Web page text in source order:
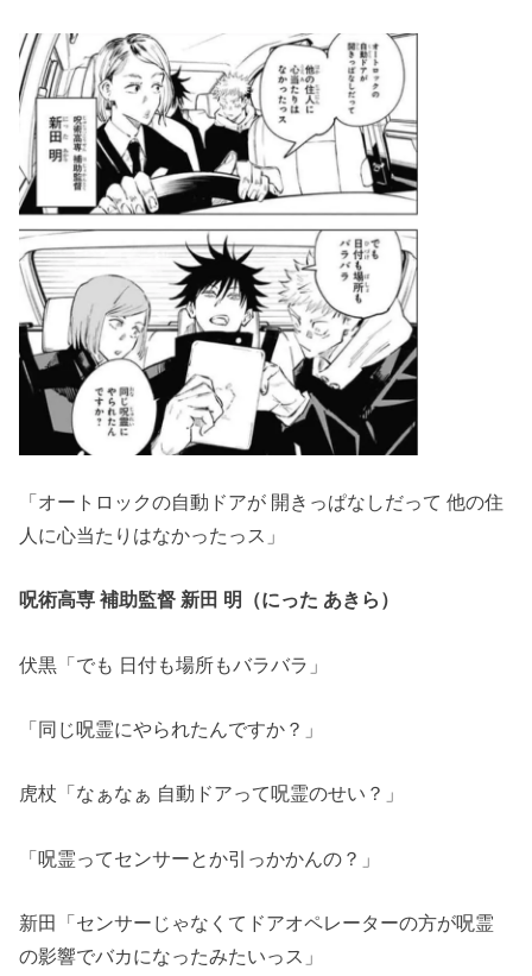
「オートロックの自動ドアが 開きっぱなしだって 他の住
人に心当たりはなかったっス」
呪術高専 補助監督 新田 明（にった あきら）
伏黒「でも 日付も場所もバラバラ」
「同じ呪霊にやられたんですか？」
虎杖「なぁなぁ 自動ドアって呪霊のせい？」
「呪霊ってセンサーとか引っかかんの？」
新田「センサーじゃなくてドアオペレーターの方が呪霊
の影響でバカになったみたいっス」